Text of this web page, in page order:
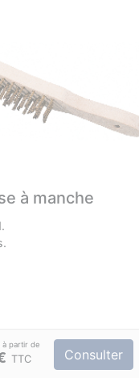
à manche
TTC Consulter